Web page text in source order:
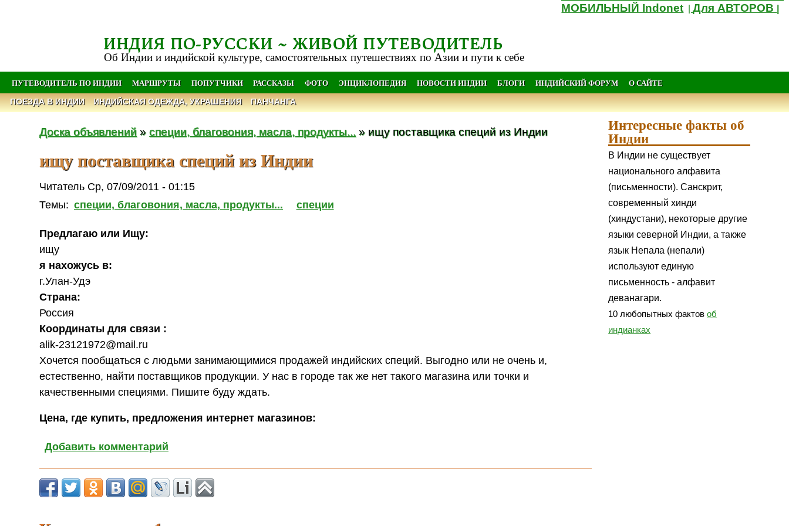
МОБИЛЬНЫЙ Indonet |Для АВТОРОВ
ИНДИЯ ПО-РУССКИ ~ ЖИВОЙ ПУТЕВОДИТЕЛЬ
Об Индии и индийской культуре, самостоятельных путешествиях по Азии и пути к себе
ПУТЕВОДИТЕЛЬ ПО ИНДИИ МАРШРУТЫ ПОПУТЧИКИ РАССКАЗЫ ФОТО ЭНЦИКЛОПЕДИЯ НОВОСТИ ИНДИИ БЛОГИ ИНДИЙСКИЙ ФОРУМ О САЙТЕ
ПОЕЗДА В ИНДИИ ИНДИЙСКАЯ ОДЕЖДА, УКРАШЕНИЯ ПАНЧАНГА
Доска объявлений »специи, благовония, масла, продукты... » ищу поставщика специй из Индии
ищу поставщика специй из Индии
Читатель Ср, 07/09/2011 - 01:15
Темы: специи, благовония, масла, продукты... специи
Предлагаю или Ищу:
ищу
я нахожусь в:
г.Улан-Удэ
Страна:
Россия
Координаты для связи :
alik-23121972@mail.ru
Хочется пообщаться с людьми занимающимися продажей индийских специй. Выгодно или не очень и,
естественно, найти поставщиков продукции. У нас в городе так же нет такого магазина или точки и
качественными специями. Пишите буду ждать.
Цена, где купить, предложения интернет магазинов:
Добавить комментарий
Интересные факты об
Индии
В Индии не существует
национального алфавита
(письменности). Санскрит,
современный хинди
(хиндустани), некоторые другие
языки северной Индии, а также
язык Непала (непали)
используют единую
письменность - алфавит
деванагари.
10 любопытных фактовоб
индианках